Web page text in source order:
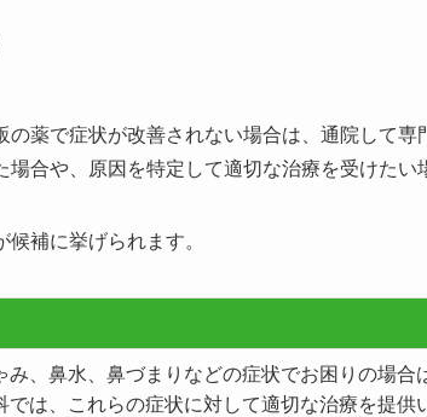
薬で症状が改善されない場合は、通院して専
合や、原因を特定して適切な治療を受けたい
補に挙げられます。
み、鼻水、鼻づまりなどの症状でお困りの場合
では、これらの症状に対して適切な治療を提供